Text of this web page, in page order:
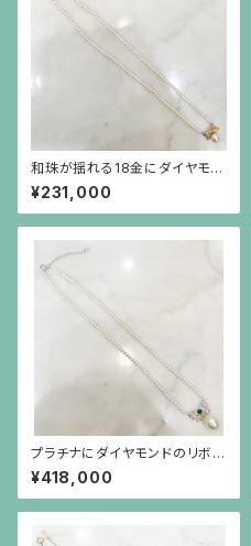
和珠が揺れる18金にダイヤモン
ドのリボンを小さなパールで繋
いだネックレス
¥231,000
プラチナにダイヤモンドのリボ
ン、カボーションのエメラルドに
南洋真珠が揺れる、小さなパー
ルのネックレス
¥418,000